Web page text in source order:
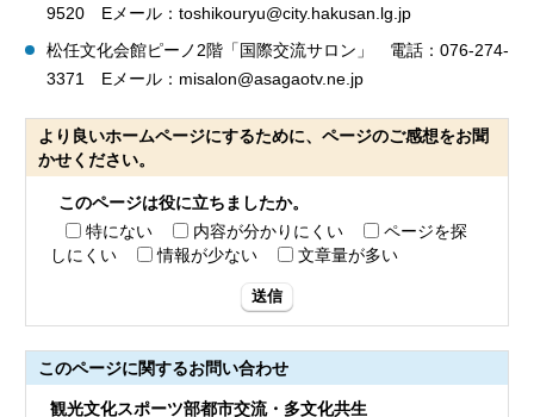
9520 Eメール：toshikouryu@city.hakusan.lg.jp
松任文化会館ピーノ2階「国際交流サロン」 電話：076-274-
3371 Eメール：misalon@asagaotv.ne.jp
より良いホームページにするために、ページのご感想をお聞
かせください。
このページは役に立ちましたか。
特にない
内容が分かりにくい
ページを探
しにくい
情報が少ない 文章量が多い
送信
このページに関するお問い合わせ
観光文化スポーツ部都市交流・多文化共生